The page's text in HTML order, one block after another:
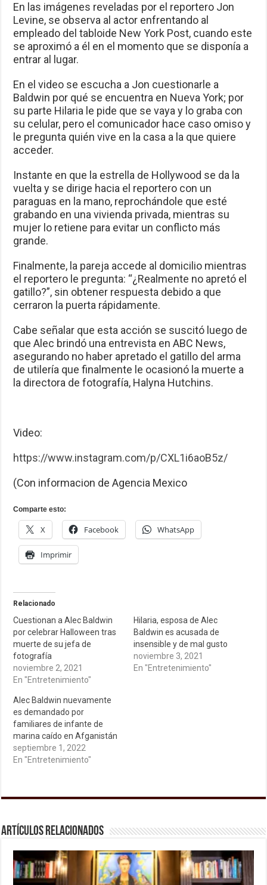
En las imágenes reveladas por el reportero Jon
Levine, se observa al actor enfrentando al
empleado del tabloide New York Post, cuando este
se aproximó a él en el momento que se disponía a
entrar al lugar.
En el video se escucha a Jon cuestionarle a
Baldwin por qué se encuentra en Nueva York; por
su parte Hilaria le pide que se vaya y lo graba con
su celular, pero el comunicador hace caso omiso y
le pregunta quién vive en la casa a la que quiere
acceder.
Instante en que la estrella de Hollywood se da la
vuelta y se dirige hacia el reportero con un
paraguas en la mano, reprochándole que esté
grabando en una vivienda privada, mientras su
mujer lo retiene para evitar un conflicto más
grande.
Finalmente, la pareja accede al domicilio mientras
el reportero le pregunta: “¿Realmente no apretó el
gatillo?”, sin obtener respuesta debido a que
cerraron la puerta rápidamente.
Cabe señalar que esta acción se suscitó luego de
que Alec brindó una entrevista en ABC News,
asegurando no haber apretado el gatillo del arma
de utilería que finalmente le ocasionó la muerte a
la directora de fotografía, Halyna Hutchins.
Video:
https://www.instagram.com/p/CXL1i6aoB5z/
(Con informacion de Agencia Mexico
Comparte esto:
X Facebook WhatsApp
Imprimir
Relacionado
Cuestionan a Alec Baldwin
por celebrar Halloween tras
muerte de su jefa de
fotografía
noviembre 2, 2021
En "Entretenimiento"
Hilaria, esposa de Alec
Baldwin es acusada de
insensible y de mal gusto
noviembre 3, 2021
En "Entretenimiento"
Alec Baldwin nuevamente
es demandado por
familiares de infante de
marina caído en Afganistán
septiembre 1, 2022
En "Entretenimiento"
Artículos relacionados